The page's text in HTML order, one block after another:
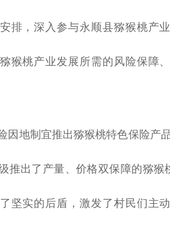
排，深入参与永顺县猕猴桃产
猴桃产业发展所需的风险保障
因地制宜推出猕猴桃特色保险产
推出了产量、价格双保障的猕猴
坚实的后盾，激发了村民们主